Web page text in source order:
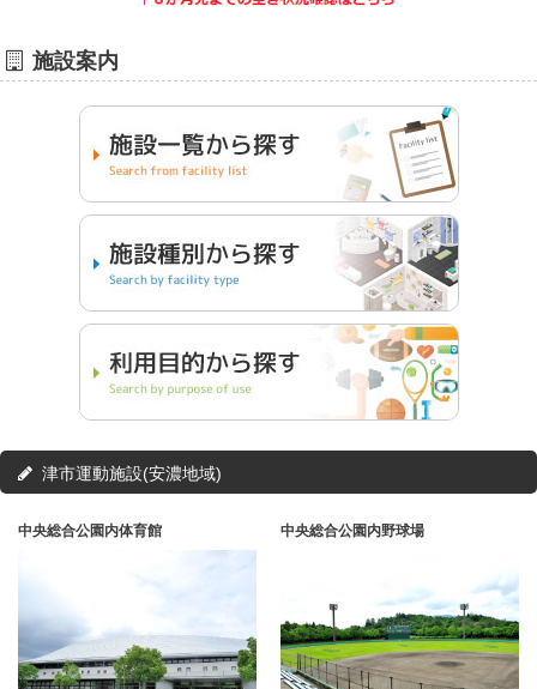
施設案内
津市運動施設(安濃地域)
中央総合公園内体育館 中央総合公園内野球場